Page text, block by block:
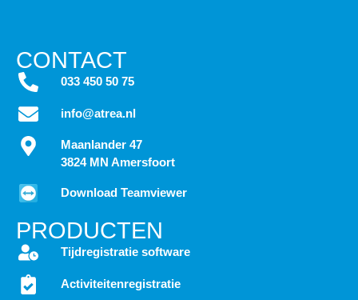
CONTACT
033 450 50 75
info@atrea.nl
Maanlander 47
3824 MN Amersfoort
Download Teamviewer
PRODUCTEN
Tijdregistratie software
Activiteitenregistratie